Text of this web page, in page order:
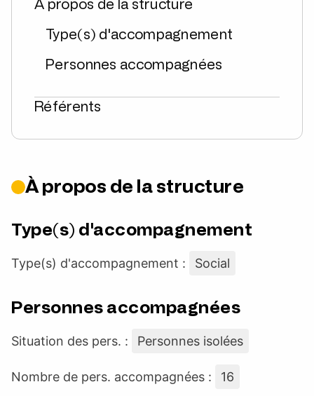
À propos de la structure
Type(s) d'accompagnement
Personnes accompagnées
Référents
À propos de la structure
Type(s) d'accompagnement
Type(s) d'accompagnement : Social
Personnes accompagnées
Situation des pers. : Personnes isolées
Nombre de pers. accompagnées : 16